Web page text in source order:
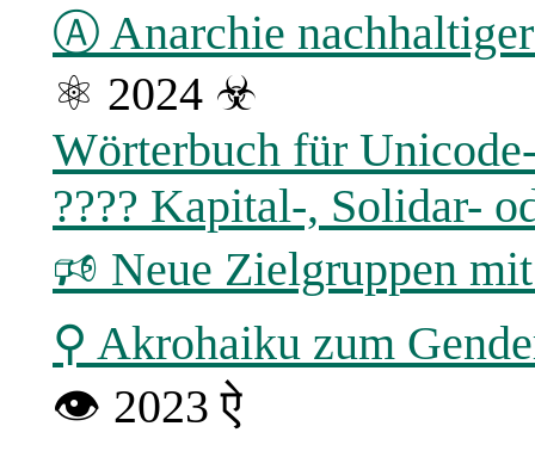
Ⓐ Anarchie
⚛ 2024 ☣
Wörterbuch für
???? Kapital-, Solidar-
🕫 Neue Zielgruppen
⚲ Akrohaiku zum
👁 2023 ऐ